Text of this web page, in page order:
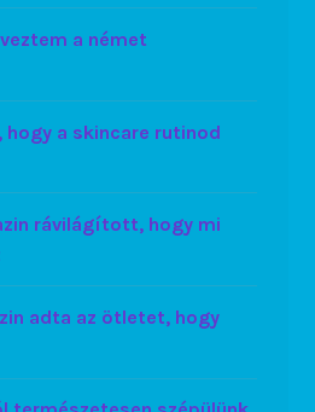
a német
a skincare rutinod
rávilágított, hogy mi
adta az ötletet, hogy